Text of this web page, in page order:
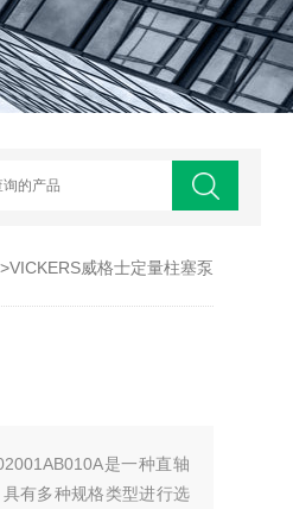
>VICKERS威格士定量柱塞泵
是一种直轴
有多种规格类型进行选